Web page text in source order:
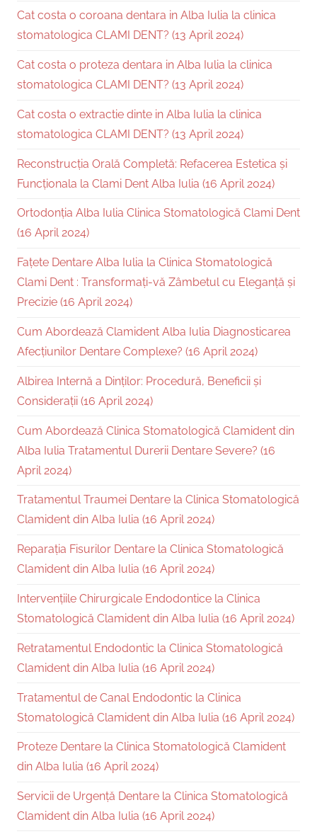
Cat costa o coroana dentara in Alba Iulia la clinica
stomatologica CLAMI DENT? (13 April 2024)
Cat costa o proteza dentara in Alba Iulia la clinica
stomatologica CLAMI DENT? (13 April 2024)
Cat costa o extractie dinte in Alba Iulia la clinica
stomatologica CLAMI DENT? (13 April 2024)
Reconstrucția Orală Completă: Refacerea Estetica și
Funcționala la Clami Dent Alba Iulia (16 April 2024)
Ortodonția Alba Iulia Clinica Stomatologică Clami Dent
(16 April 2024)
Fațete Dentare Alba Iulia la Clinica Stomatologică
Clami Dent : Transformați-vă Zâmbetul cu Eleganță și
Precizie (16 April 2024)
Cum Abordează Clamident Alba Iulia Diagnosticarea
Afecțiunilor Dentare Complexe? (16 April 2024)
Albirea Internă a Dinților: Procedură, Beneficii și
Considerații (16 April 2024)
Cum Abordează Clinica Stomatologică Clamident din
Alba Iulia Tratamentul Durerii Dentare Severe? (16
April 2024)
Tratamentul Traumei Dentare la Clinica Stomatologică
Clamident din Alba Iulia (16 April 2024)
Reparația Fisurilor Dentare la Clinica Stomatologică
Clamident din Alba Iulia (16 April 2024)
Intervențiile Chirurgicale Endodontice la Clinica
Stomatologică Clamident din Alba Iulia (16 April 2024)
Retratamentul Endodontic la Clinica Stomatologică
Clamident din Alba Iulia (16 April 2024)
Tratamentul de Canal Endodontic la Clinica
Stomatologică Clamident din Alba Iulia (16 April 2024)
Proteze Dentare la Clinica Stomatologică Clamident
din Alba Iulia (16 April 2024)
Servicii de Urgență Dentare la Clinica Stomatologică
Clamident din Alba Iulia (16 April 2024)